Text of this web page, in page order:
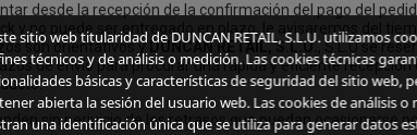
desde la recepción de la confirmación del pago del
y no puede ser entregado en plazo, le avisaremos del
son orientativos y DUNCAN RETAIL, S.L.U., S.L.U se
de envío para procurar una rápida y eficiente recepción
sin perjuicio de los retrasos que puedan ocasionarse
sitio web titularidad de DUNCAN RETAIL, S.L.U. utilizamos
técnicos y de análisis o medición. Las cookies técnicas
básicas y características de seguridad del sitio web,
abierta la sesión del usuario web. Las cookies de análisis o
una identificación única que se utiliza para generar datos